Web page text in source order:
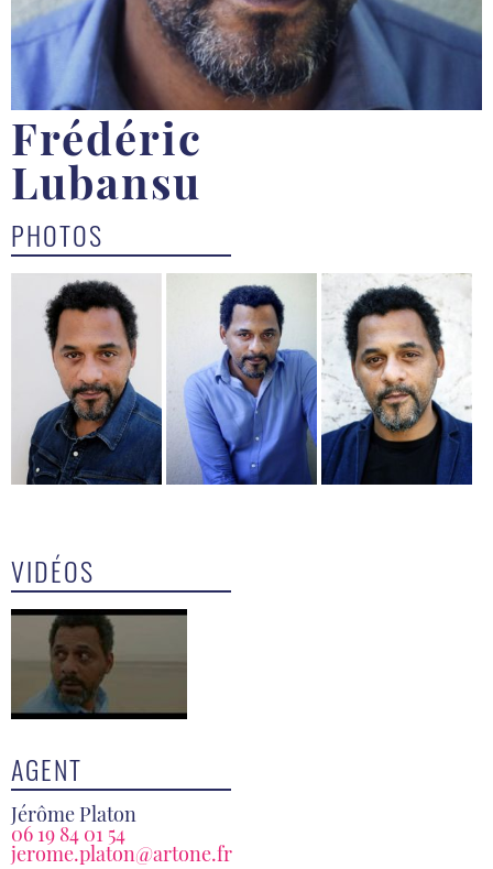
Frédéric
Lubansu
PHOTOS
VIDÉOS
AGENT
Jérôme Platon
06 19 84 01 54
jerome.platon@artone.fr